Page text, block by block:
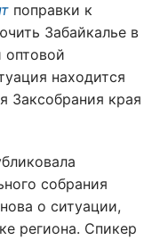
поправки к
Забайкалье в
оптовой
находится
Заксобрания края
собрания
о ситуации,
региона. Спикер